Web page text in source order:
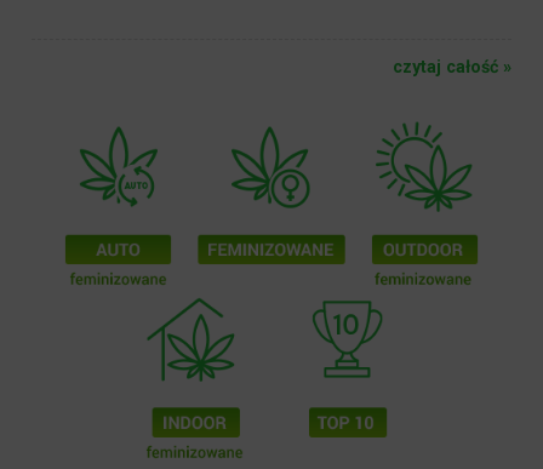
czytaj całość »